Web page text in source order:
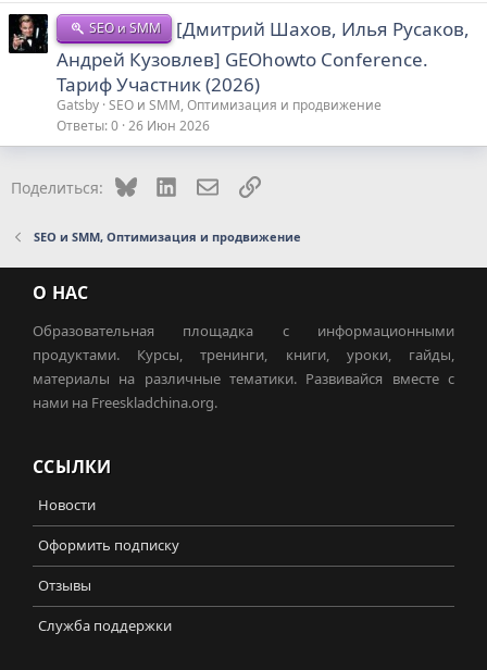
SEO и SMM
[Дмитрий Шахов, Илья Русаков,
Андрей Кузовлев] GEOhowto Conference.
Тариф Участник (2026)
Gatsby SEO и SMM, Оптимизация и продвижение
Ответы 0 26 Июн 2026
Поделиться: Bluesky LinkedInЭлектронная почта
Ссылка
SEO и SMM, Оптимизация и продвижение
О НАС
Образовательная площадка с информационными
продуктами. Курсы, тренинги, книги, уроки, гайды,
материалы на различные тематики. Развивайся вместе с
нами на Freeskladchina.org.
ССЫЛКИ
Новости
Оформить подписку
Отзывы
Служба поддержки